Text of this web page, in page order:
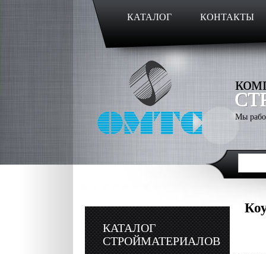
КАТАЛОГ КОНТАКТЫ
Мы
КАТАЛОГ
СТРОЙМАТЕРИАЛОВ